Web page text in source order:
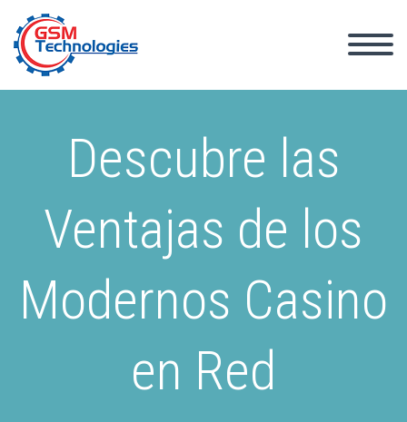
Descubre las
Ventajas de los
Modernos Casino
en Red